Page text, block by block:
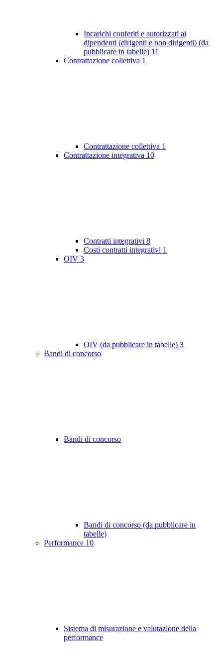
Incarichi conferiti e autorizzati ai
dipendenti (dirigenti e non dirigenti) (da
pubblicare in tabelle) 11
Contrattazione collettiva 1
Contrattazione collettiva 1
Contrattazione integrativa 10
Contratti integrativi 8
Costi contratti integrativi 1
OIV 3
OIV (da pubblicare in tabelle) 3
Bandi di concorso
Bandi di concorso
Bandi di concorso (da pubblicare in
tabelle)
Performance 10
Sistema di misurazione e valutazione della
performance